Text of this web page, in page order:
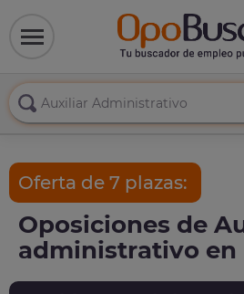
Oferta de 7 plazas:
Oposiciones de
administrativo en